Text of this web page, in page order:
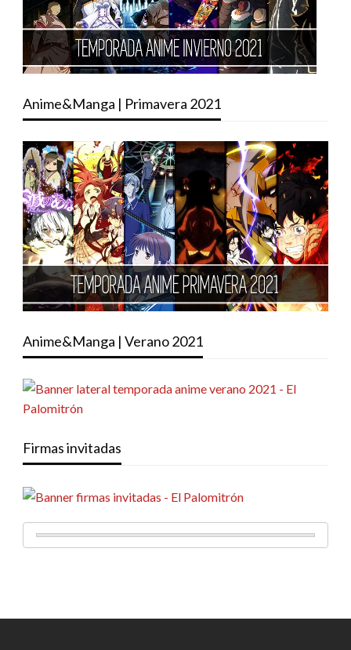
Anime&Manga | Primavera 2021
Anime&Manga | Verano 2021
Firmas invitadas